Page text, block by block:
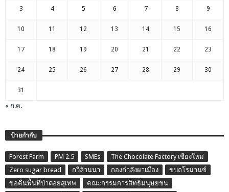
3 4 5 6 7 8 9
10 11 12 13 14 15 16
17 18 19 20 21 22 23
24 25 26 27 28 29 30
31
« ก.ค.
ป้ายกำกับ
Forest Farm PM 2.5 SMEs
The Chocolate Factory เชียงใหม่
Zero sugar bread
กวีล้านนา กองกำลังผาเมือง
ขบถโรมานซ์
ขอคืนพื้นที่ป่าดอยสุเทพ
คณะกรรมการสิทธิมนุษยชน